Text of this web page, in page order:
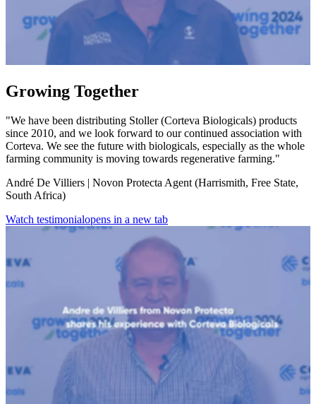
Growing Together
"We have been distributing Stoller (Corteva Biologicals) products
since 2010, and we look forward to our continued association with
Corteva. We see the future with biologicals, especially as the whole
farming community is moving towards regenerative farming."
André De Villiers | Novon Protecta Agent (Harrismith, Free State,
South Africa)
Watch testimonialopens in a new tab